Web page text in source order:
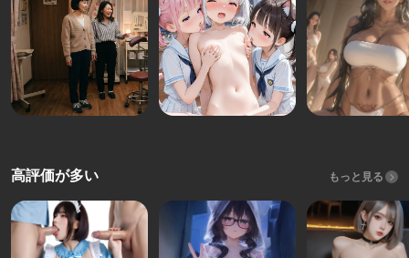
高評価が多い もっと見る